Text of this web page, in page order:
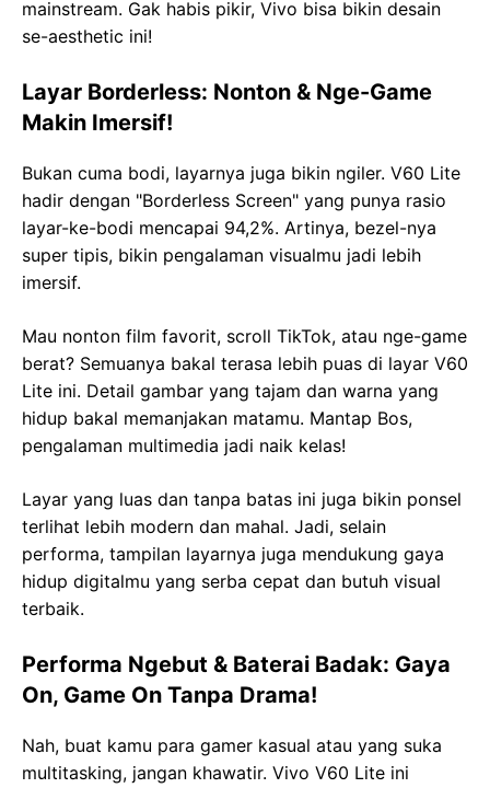
mainstream. Gak habis pikir, Vivo bisa bikin desain
se-aesthetic ini!
Layar Borderless: Nonton & Nge-Game
Makin Imersif!
Bukan cuma bodi, layarnya juga bikin ngiler. V60 Lite
hadir dengan "Borderless Screen" yang punya rasio
layar-ke-bodi mencapai 94,2%. Artinya, bezel-nya
super tipis, bikin pengalaman visualmu jadi lebih
imersif.
Mau nonton film favorit, scroll TikTok, atau nge-game
berat? Semuanya bakal terasa lebih puas di layar V60
Lite ini. Detail gambar yang tajam dan warna yang
hidup bakal memanjakan matamu. Mantap Bos,
pengalaman multimedia jadi naik kelas!
Layar yang luas dan tanpa batas ini juga bikin ponsel
terlihat lebih modern dan mahal. Jadi, selain
performa, tampilan layarnya juga mendukung gaya
hidup digitalmu yang serba cepat dan butuh visual
terbaik.
Performa Ngebut & Baterai Badak: Gaya
On, Game On Tanpa Drama!
Nah, buat kamu para gamer kasual atau yang suka
multitasking, jangan khawatir. Vivo V60 Lite ini